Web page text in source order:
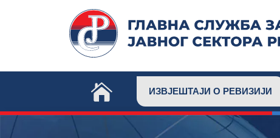
ИЗВЈЕШТАЈИ О РЕВИЗИЈИ